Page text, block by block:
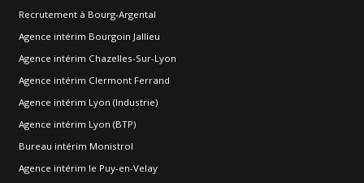
Recrutement à Bourg-Argental
Agence intérim Bourgoin Jallieu
Agence intérim Chazelles-Sur-Lyon
Agence intérim Clermont Ferrand
Agence intérim Lyon (Industrie)
Agence intérim Lyon (BTP)
Bureau intérim Monistrol
Agence intérim le Puy-en-Velay